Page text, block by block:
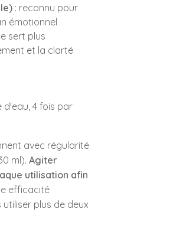
: reconnu pour
émotionnel
sert plus
et la clarté
d'eau, 4 fois par
avec régularité
ml). Agiter
utilisation afin
efficacité
plus de deux